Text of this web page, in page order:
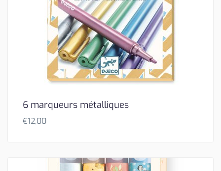
6 marqueurs métalliques
€12,00